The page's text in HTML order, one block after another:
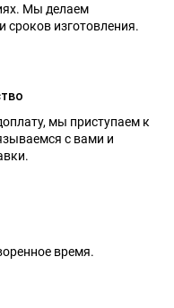
Мы делаем
сроков изготовления.
мы приступаем к
с вами и
время.